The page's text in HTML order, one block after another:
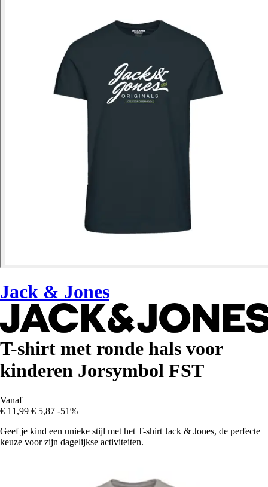
Jack & Jones
T-shirt met ronde hals voor
kinderen Jorsymbol FST
Vanaf
€ 11,99 € 5,87 -51%
Geef je kind een unieke stijl met het T-shirt Jack & Jones, de perfecte
keuze voor zijn dagelijkse activiteiten.